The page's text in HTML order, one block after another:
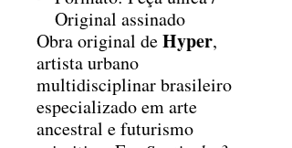
Original assinado
Obra original deHyper,
artista urbano
multidisciplinar brasileiro
especializado em arte
ancestral e futurismo